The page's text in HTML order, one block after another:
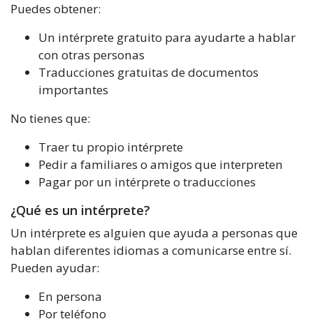
Puedes obtener:
Un intérprete gratuito para ayudarte a hablar
con otras personas
Traducciones gratuitas de documentos
importantes
No tienes que:
Traer tu propio intérprete
Pedir a familiares o amigos que interpreten
Pagar por un intérprete o traducciones
¿Qué es un intérprete?
Un intérprete es alguien que ayuda a personas que
hablan diferentes idiomas a comunicarse entre sí.
Pueden ayudar:
En persona
Por teléfono